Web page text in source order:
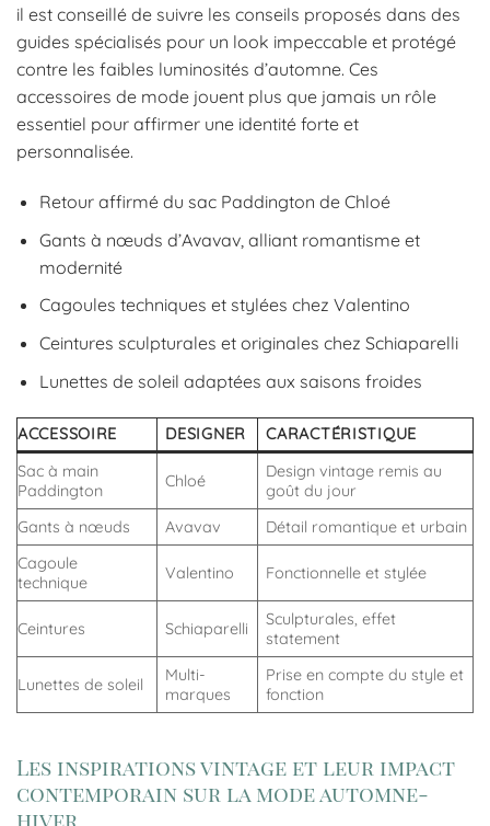
il est conseillé de suivre les conseils proposés dans des
guides spécialisés pour un look impeccable et protégé
contre les faibles luminosités d’automne. Ces
accessoires de mode jouent plus que jamais un rôle
essentiel pour affirmer une identité forte et
personnalisée.
Retour affirmé du sac Paddington de Chloé
Gants à nœuds d’Avavav, alliant romantisme et
modernité
Cagoules techniques et stylées chez Valentino
Ceintures sculpturales et originales chez Schiaparelli
Lunettes de soleil adaptées aux saisons froides
ACCESSOIRE DESIGNER
CARACTÉRISTIQUE
Sac à main
Paddington
Chloé
Design vintage remis au
goût du jour
Gants à nœuds
Avavav
Détail romantique et urbain
Cagoule
technique
Valentino Fonctionnelle et stylée
Ceintures Schiaparelli
Sculpturales, effet
statement
Lunettes de soleil
Multi-
marques
Prise en compte du style et
fonction
Les inspirations vintage et leur impact
contemporain sur la mode automne-
hiver